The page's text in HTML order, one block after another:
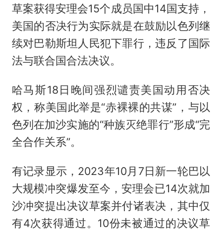
草案获得安理会15个成员国中14国支持，
美国的否决行为实际就是在鼓励以色列继
续对巴勒斯坦人民犯下罪行，违反了国际
法与联合国合法决议。
哈马斯18日晚间强烈谴责美国动用否决
权，称美国此举是“赤裸裸的共谋”，与以
色列在加沙实施的“种族灭绝罪行”形成“完
全合作关系”。
有记录显示，2023年10月7日新一轮巴以
大规模冲突爆发至今，安理会已14次就加
沙冲突提出决议草案并付诸表决，其中仅
有4次获得通过。10份未被通过的决议草